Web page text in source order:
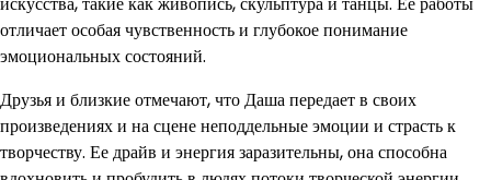
отличает особая чувственность и глубокое понимание
эмоциональных состояний.
Друзья и близкие отмечают, что Даша передает в своих
произведениях и на сцене неподдельные эмоции и страсть к
творчеству. Ее драйв и энергия заразительны, она способна